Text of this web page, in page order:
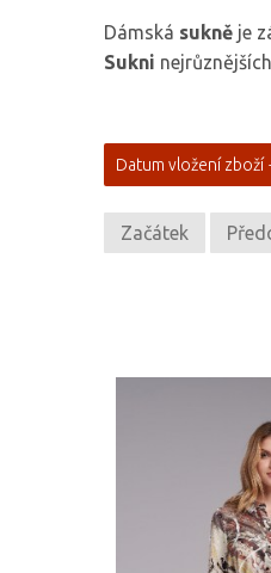
Dámská sukně je
Sukni
Datum vložení zboží
Začátek